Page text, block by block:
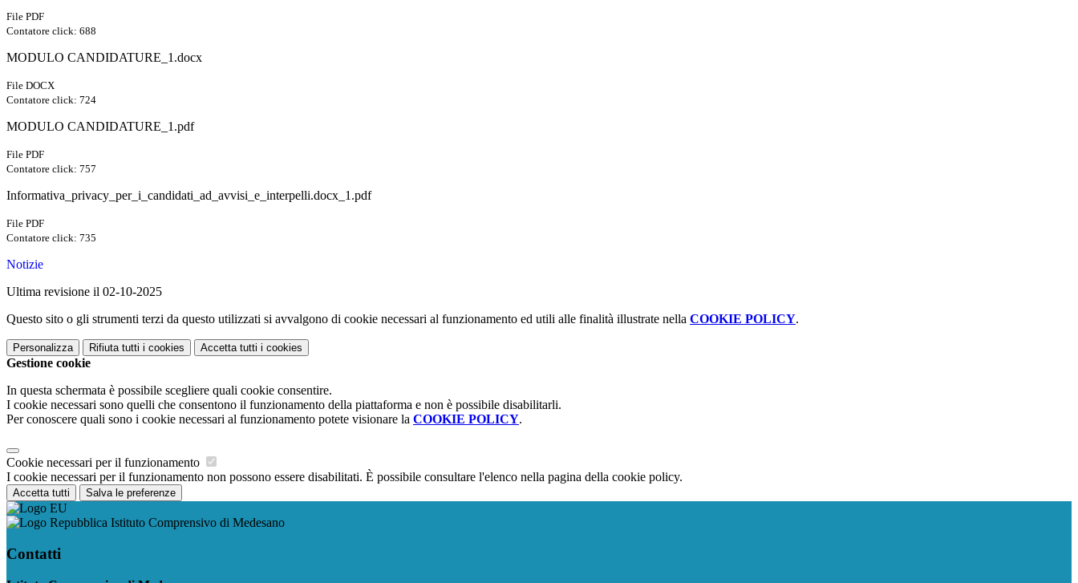
File PDF
Contatore click: 688
MODULO CANDIDATURE_1.docx
File DOCX
Contatore click: 724
MODULO CANDIDATURE_1.pdf
File PDF
Contatore click: 757
Informativa_privacy_per_i_candidati_ad_avvisi_e_interpelli.docx_1.pdf
File PDF
Contatore click: 735
Notizie
Ultima revisione il 02-10-2025
Questo sito o gli strumenti terzi da questo utilizzati si avvalgono di cookie necessari al funzionamento ed utili alle finalità illustrate nella COOKIE POLICY.
Personalizza Rifiuta tutti i cookies Accetta tutti i cookies
Gestione cookie
In questa schermata è possibile scegliere quali cookie consentire.
I cookie necessari sono quelli che consentono il funzionamento della piattaforma e non è possibile disabilitarli.
Per conoscere quali sono i cookie necessari al funzionamento potete visionare la COOKIE POLICY.
Cookie necessari per il funzionamento
I cookie necessari per il funzionamento non possono essere disabilitati. È possibile consultare l'elenco nella pagina della cookie policy.
Accetta tutti Salva le preferenze
Istituto Comprensivo di Medesano
Contatti